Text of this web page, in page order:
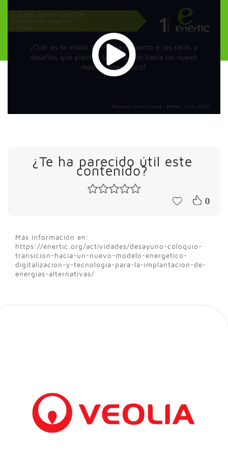
¿Te ha parecido útil este
contenido?
0
Más información en:
https://enertic.org/actividades/desayuno-coloquio-
transicion-hacia-un-nuevo-modelo-energetico-
digitalizacion-y-tecnologia-para-la-implantacion-de-
energias-alternativas/